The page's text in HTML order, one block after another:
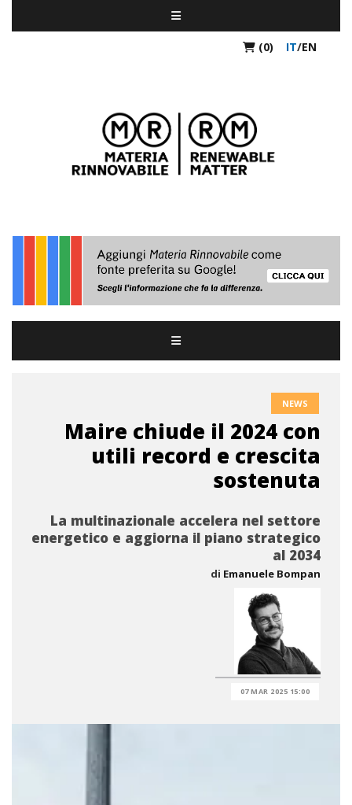
(0) IT/EN
NEWS
Maire chiude il 2024 con
utili record e crescita
sostenuta
La multinazionale accelera nel settore
energetico e aggiorna il piano strategico
al 2034
di Emanuele Bompan
07 MAR 2025 15:00